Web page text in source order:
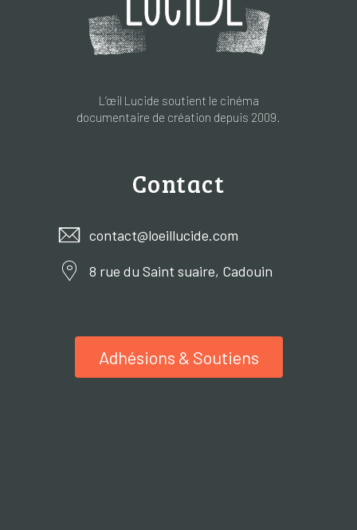
L’œil Lucide soutient le cinéma
documentaire de création depuis 2009.
Contact
contact@loeillucide.com
8 rue du Saint suaire, Cadouin
Adhésions & Soutiens